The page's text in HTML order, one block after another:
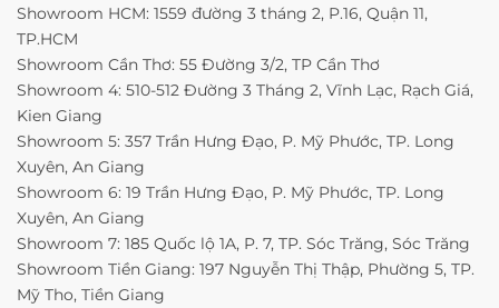
Showroom HCM: 1559 đường 3 tháng 2, P.16, Quận 11,
TP.HCM
Showroom Cần Thơ: 55 Đường 3/2, TP Cần Thơ
Showroom 4: 510-512 Đường 3 Tháng 2, Vĩnh Lạc, Rạch Giá,
Kien Giang
Showroom 5: 357 Trần Hưng Đạo, P. Mỹ Phước, TP. Long
Xuyên, An Giang
Showroom 6: 19 Trần Hưng Đạo, P. Mỹ Phước, TP. Long
Xuyên, An Giang
Showroom 7: 185 Quốc lộ 1A, P. 7, TP. Sóc Trăng, Sóc Trăng
Showroom Tiền Giang: 197 Nguyễn Thị Thập, Phường 5, TP.
Mỹ Tho, Tiền Giang